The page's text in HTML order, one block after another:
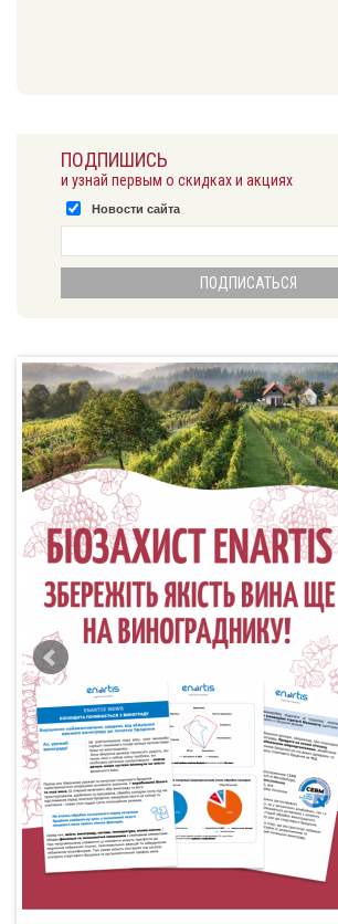
ПОДПИШИСЬ
и узнай первым о скидках и акциях
Новости сайта